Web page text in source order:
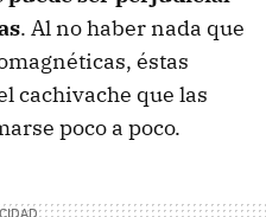
. Al no haber nada que
éstas
cachivache que las
poco a poco.